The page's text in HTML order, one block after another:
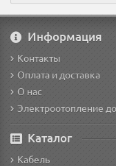
Информация
Контакты
Оплата и доставка
О нас
Электроотопление
Каталог
Кабель